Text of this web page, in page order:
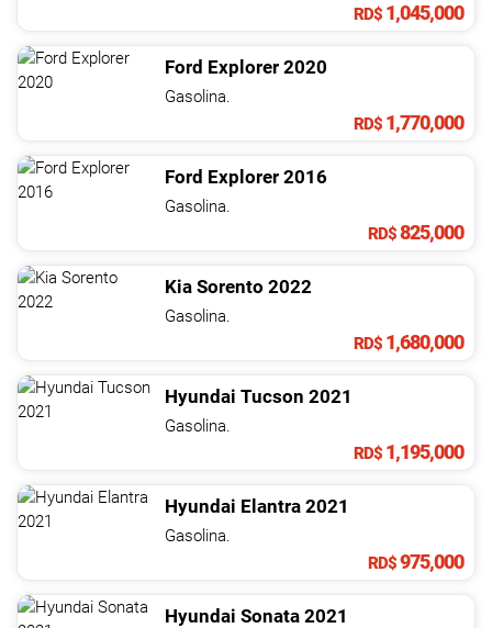
RD$ 1,045,000
Ford Explorer 2020
Gasolina.
RD$ 1,770,000
Ford Explorer 2016
Gasolina.
RD$825,000
Kia Sorento 2022
Gasolina.
RD$ 1,680,000
Hyundai Tucson 2021
Gasolina.
RD$ 1,195,000
Hyundai Elantra 2021
Gasolina.
RD$975,000
Hyundai Sonata 2021